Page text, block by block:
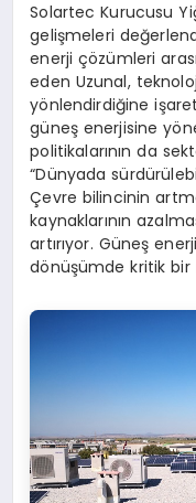
Solartec Kurucusu
gelişmeleri
enerji çözümleri
eden Uzunal,
yönlendirdiğine
güneş enerjisine
politikalarının da
“Dünyada
Çevre bilincinin
kaynaklarının
artırıyor. Güneş
dönüşümde kritik bir